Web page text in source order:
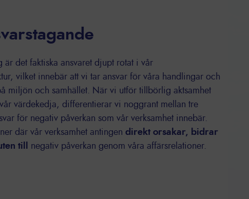
är det faktiska ansvaret djupt rotat i vår
vilket innebär att vi tar ansvar för våra handlingar och
miljön och samhället. När vi utför tillbörlig aktsamhet
värdekedja, differentierar vi noggrant mellan tre
för negativ påverkan som vår verksamhet innebär.
där vår verksamhet antingen direkt orsakar, bidrar
till
negativ påverkan genom våra affärsrelationer.